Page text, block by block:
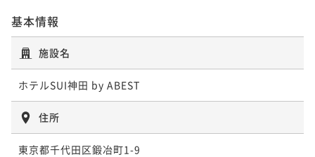
基本情報
施設名
ホテルSUI神田 by ABEST
住所
東京都千代田区鍛冶町1-9